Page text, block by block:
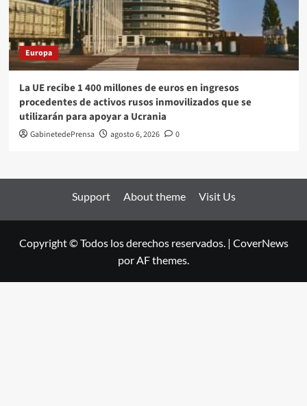
Europa
La UE recibe 1 400 millones de euros en ingresos
procedentes de activos rusos inmovilizados que se
utilizarán para apoyar a Ucrania
GabinetedePrensa agosto 6, 2026 0
Support About theme Visit Us
Copyright © Todos los derechos reservados. | CoverNews
por AF themes.